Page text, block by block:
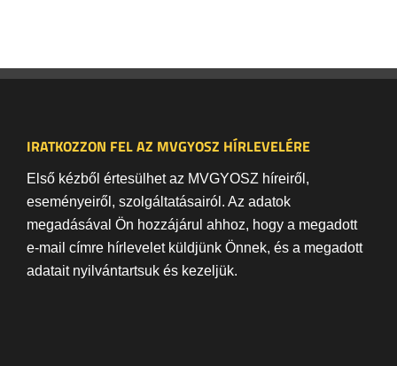
IRATKOZZON FEL AZ MVGYOSZ HÍRLEVELÉRE
Első kézből értesülhet az MVGYOSZ híreiről,
eseményeiről, szolgáltatásairól. Az adatok
megadásával Ön hozzájárul ahhoz, hogy a megadott
e-mail címre hírlevelet küldjünk Önnek, és a megadott
adatait nyilvántartsuk és kezeljük.